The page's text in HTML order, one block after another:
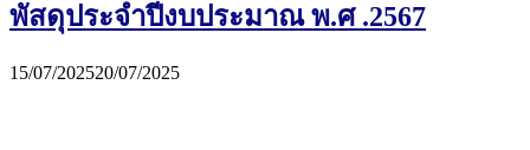
พัสดุประจำปีงบประมาณ พ.ศ .2567
15/07/202520/07/2025